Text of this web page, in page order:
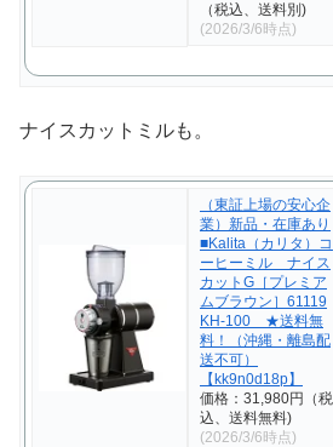
（税込、送料別)
(2026/3/6時点)
ナイスカットミルも。
（東証上場の安心企
業）新品・在庫あり
■Kalita（カリタ）コ
ーヒーミル ナイス
カットG［プレミア
ムブラウン］61119
KH-100 ★送料無
料！（沖縄・離島配
送不可）
【kk9n0d18p】
価格：31,980円（税
込、送料無料)
(2026/3/6時点)